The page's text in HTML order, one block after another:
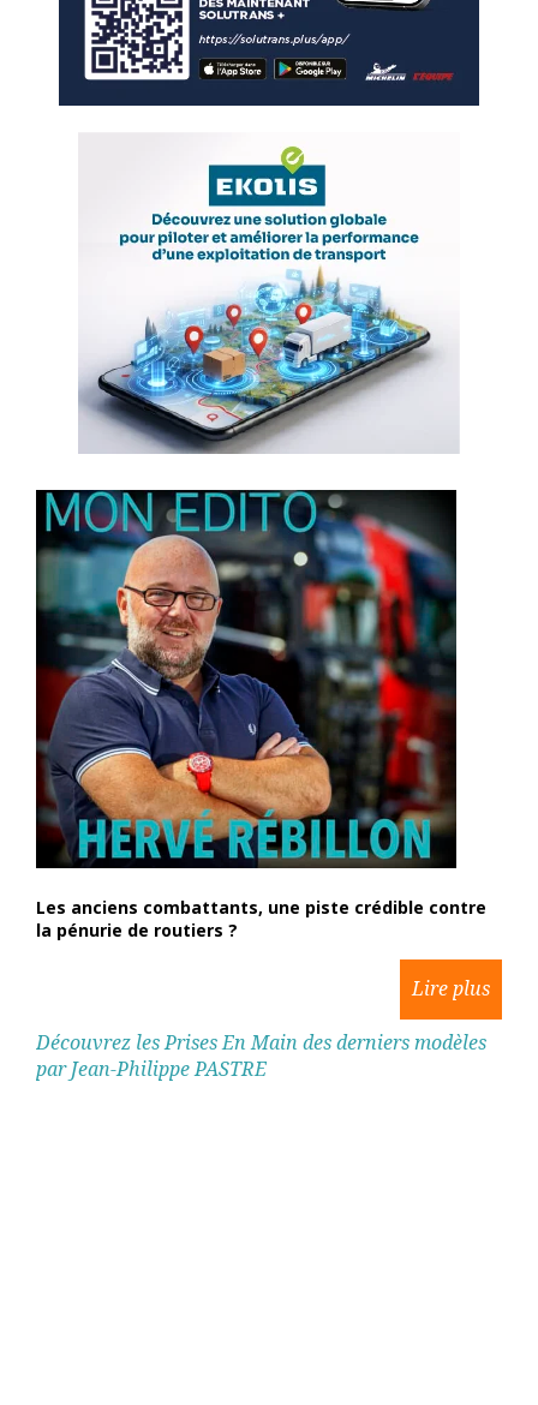
Les anciens combattants, une piste crédible contre
la pénurie de routiers ?
Découvrez les Prises En Main des derniers modèles
par Jean-Philippe PASTRE